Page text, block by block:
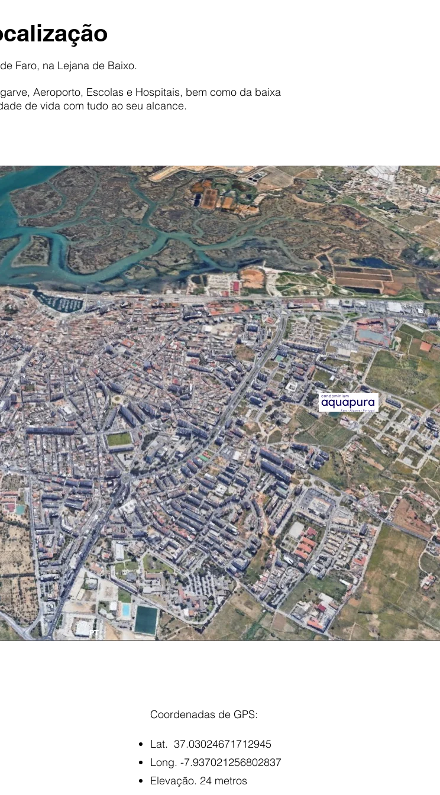
Faro, na Lejana de Baixo.
Aeroporto, Escolas e Hospitais, bem como da baixa
de vida com tudo ao seu alcance.
Coordenadas de GPS:
Lat. 37.03024671712945
Long. -7.937021256802837
Elevação. 24 metros